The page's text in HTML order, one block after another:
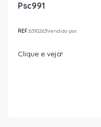
Psc991
REF:6310263Vendido por:
Clique e veja!